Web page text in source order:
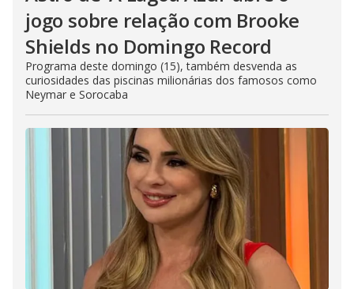
jogo sobre relação com Brooke
Shields no Domingo Record
Programa deste domingo (15), também desvenda as
curiosidades das piscinas milionárias dos famosos como
Neymar e Sorocaba